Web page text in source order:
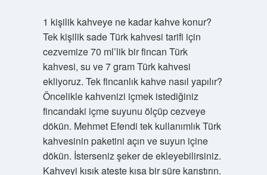
1 kişilik kahveye ne kadar kahve konur?
Tek kişilik sade Türk kahvesi tarifi için
cezvemize 70 ml’lik bir fincan Türk
kahvesi, su ve 7 gram Türk kahvesi
ekliyoruz. Tek fincanlık kahve nasıl yapılır?
Öncelikle kahvenizi içmek istediğiniz
fincandaki içme suyunu ölçüp cezveye
dökün. Mehmet Efendi tek kullanımlık Türk
kahvesinin paketini açın ve suyun içine
dökün. İsterseniz şeker de ekleyebilirsiniz.
Kahveyi kısık ateşte kısa bir süre karıştırın.